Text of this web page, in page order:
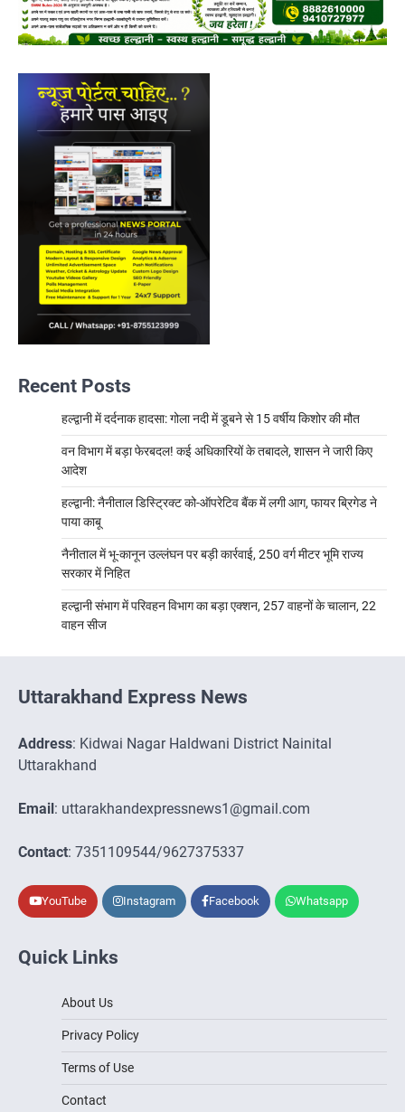
Recent Posts
हल्द्वानी में दर्दनाक हादसा: गोला नदी में डूबने से 15 वर्षीय किशोर की मौत
वन विभाग में बड़ा फेरबदल! कई अधिकारियों के तबादले, शासन ने जारी किए
आदेश
हल्द्वानी: नैनीताल डिस्ट्रिक्ट को-ऑपरेटिव बैंक में लगी आग, फायर ब्रिगेड ने
पाया काबू
नैनीताल में भू-कानून उल्लंघन पर बड़ी कार्रवाई, 250 वर्ग मीटर भूमि राज्य
सरकार में निहित
हल्द्वानी संभाग में परिवहन विभाग का बड़ा एक्शन, 257 वाहनों के चालान, 22
वाहन सीज
Uttarakhand Express News
Address: Kidwai Nagar Haldwani District Nainital
Uttarakhand
Email: uttarakhandexpressnews1@gmail.com
Contact: 7351109544/9627375337
YouTube Instagram Facebook Whatsapp
Quick Links
About Us
Privacy Policy
Terms of Use
Contact